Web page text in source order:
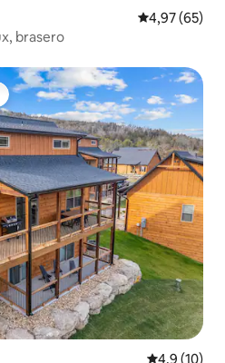
Évaluation
4,97 (65)
brasero
Évaluation
4,9 (10)